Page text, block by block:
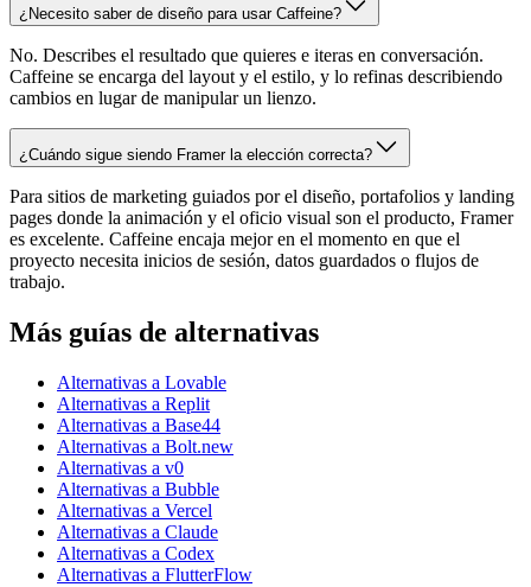
¿Necesito saber de diseño para usar Caffeine?
No. Describes el resultado que quieres e iteras en conversación.
Caffeine se encarga del layout y el estilo, y lo refinas describiendo
cambios en lugar de manipular un lienzo.
¿Cuándo sigue siendo Framer la elección correcta?
Para sitios de marketing guiados por el diseño, portafolios y landing
pages donde la animación y el oficio visual son el producto, Framer
es excelente. Caffeine encaja mejor en el momento en que el
proyecto necesita inicios de sesión, datos guardados o flujos de
trabajo.
Más guías de alternativas
Alternativas a Lovable
Alternativas a Replit
Alternativas a Base44
Alternativas a Bolt.new
Alternativas a v0
Alternativas a Bubble
Alternativas a Vercel
Alternativas a Claude
Alternativas a Codex
Alternativas a FlutterFlow